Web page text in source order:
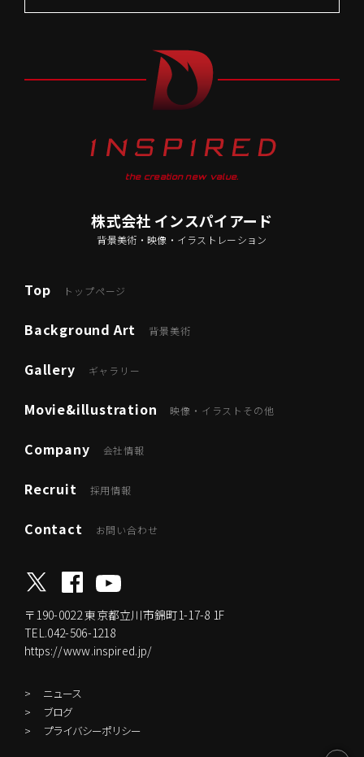
the creation new value.
株式会社 インスパイアード
背景美術・映像・イラストレーション
Top トップページ
Background Art 背景美術
Gallery ギャラリー
Movie&illustration 映像・イラストその他
Company 会社情報
Recruit 採用情報
Contact お問い合わせ
〒190-0022東京都立川市錦町1-17-8 1F
TEL.042-506-1218
https://www.inspired.jp/
ニュース
ブログ
プライバシーポリシー